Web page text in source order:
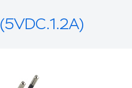
(5VDC.1.2A)